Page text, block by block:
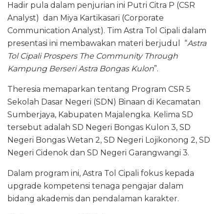
Hadir pula dalam penjurian ini Putri Citra P (CSR
Analyst) dan Miya Kartikasari (Corporate
Communication Analyst). Tim Astra Tol Cipali dalam
presentasi ini membawakan materi berjudul “Astra
Tol Cipali Prospers The Community Through
Kampung Berseri Astra Bongas Kulon”.
Theresia memaparkan tentang Program CSR 5
Sekolah Dasar Negeri (SDN) Binaan di Kecamatan
Sumberjaya, Kabupaten Majalengka. Kelima SD
tersebut adalah SD Negeri Bongas Kulon 3, SD
Negeri Bongas Wetan 2, SD Negeri Lojikonong 2, SD
Negeri Cidenok dan SD Negeri Garangwangi 3.
Dalam program ini, Astra Tol Cipali fokus kepada
upgrade kompetensi tenaga pengajar dalam
bidang akademis dan pendalaman karakter.